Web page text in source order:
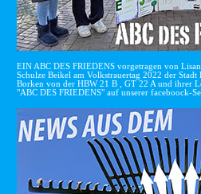
EIN ABC DES FRIEDENS vorgetragen von
Schulze Beikel am Volkstrauertag 2022 der
Borken von der HBW 21 B , GT 22 A und ihrer
"ABC DES FRIEDENS" auf unserer faceboock-